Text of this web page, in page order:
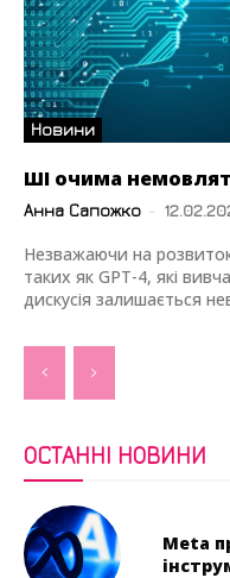
Новини
ШІ очима немовлят
Анна Сапожко -
Незважаючи на
таких як GPT-4, які
дискусія залишається
ОСТАННІ НОВИНИ
Meta